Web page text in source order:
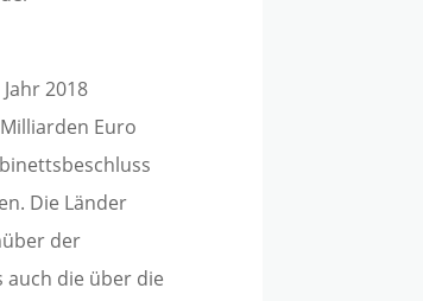
2018
Euro
Die Länder
der
auch die über die